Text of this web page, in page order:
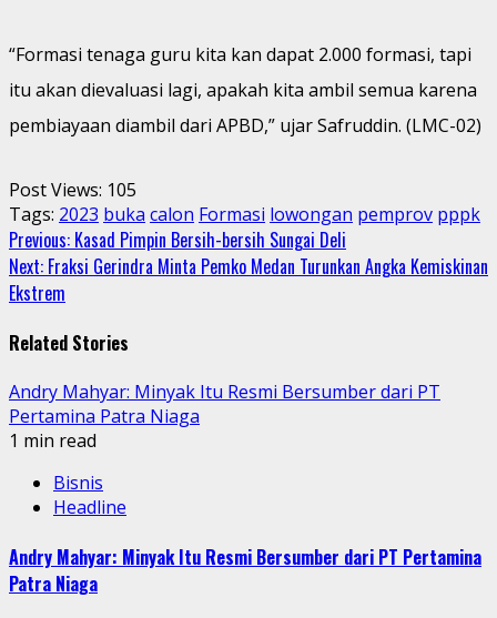
“Formasi tenaga guru kita kan dapat 2.000 formasi, tapi
itu akan dievaluasi lagi, apakah kita ambil semua karena
pembiayaan diambil dari APBD,” ujar Safruddin. (LMC-02)
Post Views: 105
Tags: 2023 buka calon Formasi lowongan pemprov pppk
Continue
Reading
Previous: Kasad Pimpin Bersih-bersih Sungai Deli
Next: Fraksi Gerindra Minta Pemko Medan Turunkan Angka Kemiskinan
Ekstrem
Related Stories
Andry Mahyar: Minyak Itu Resmi Bersumber dari PT
Pertamina Patra Niaga
1 min read
Bisnis
Headline
Andry Mahyar: Minyak Itu Resmi Bersumber dari PT Pertamina
Patra Niaga